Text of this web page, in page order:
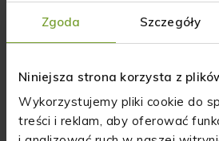
Zgoda Szczegóły
Niniejsza strona korzysta z
Wykorzystujemy pliki cookie do
treści i reklam, aby oferować
Opinie